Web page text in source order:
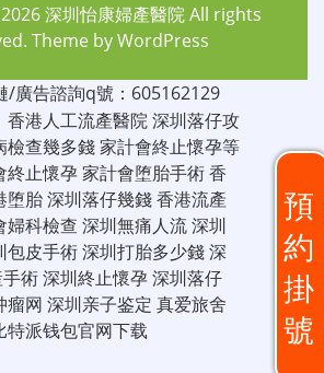
預
約
掛
號
深圳怡康婦產醫院All rights
Theme byWordPress
/廣告諮詢q號：605162129
香港人工流產醫院深圳落仔攻
檢查幾多錢家計會終止懷孕等
終止懷孕家計會堕胎手術香
堕胎深圳落仔幾錢香港流產
婦科檢查 深圳無痛人流深圳
包皮手術深圳打胎多少錢深
術深圳終止懷孕深圳落仔
瘤网 深圳亲子鉴定 真爱旅舍
特派钱包官网下载